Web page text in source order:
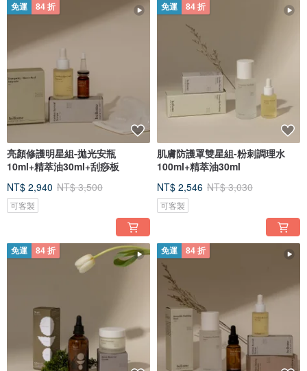
免運 84 折
亮顏修護明星組-拋光安瓶
10ml+精萃油30ml+刮痧板
NT$ 2,940 NT$ 3,500
可客製
免運 84 折
肌膚防護罩雙星組-粉刺調理水
100ml+精萃油30ml
NT$ 2,546 NT$ 3,030
可客製
免運 84 折 免運 84 折